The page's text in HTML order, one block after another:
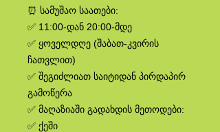
⏰ სამუშაო საათები:
✅ 11:00-დან 20:00-მდე
✅ ყოველდღე (შაბათ-კვირის
ჩათვლით)
✅ შეგიძლიათ საიტიდან პირდაპირ
გამოწერა
✅ მაღაზიაში გადახდის მეთოდები:
✅ ქეში